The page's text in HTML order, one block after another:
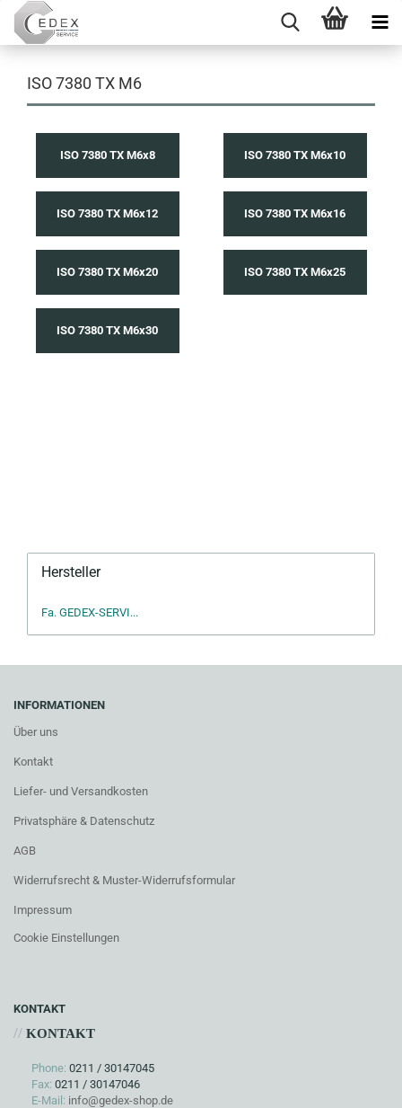
ISO 7380 TX M6
ISO 7380 TX M6x8 ISO 7380 TX M6x10
ISO 7380 TX M6x12 ISO 7380 TX M6x16
ISO 7380 TX M6x20 ISO 7380 TX M6x25
ISO 7380 TX M6x30
Hersteller
Fa. GEDEX-SERVI...
INFORMATIONEN
Über uns
Kontakt
Liefer- und Versandkosten
Privatsphäre & Datenschutz
AGB
Widerrufsrecht & Muster-Widerrufsformular
Impressum
Cookie Einstellungen
KONTAKT
// KONTAKT
Phone: 0211 / 30147045
Fax: 0211 / 30147046
E-Mail: info@gedex-shop.de